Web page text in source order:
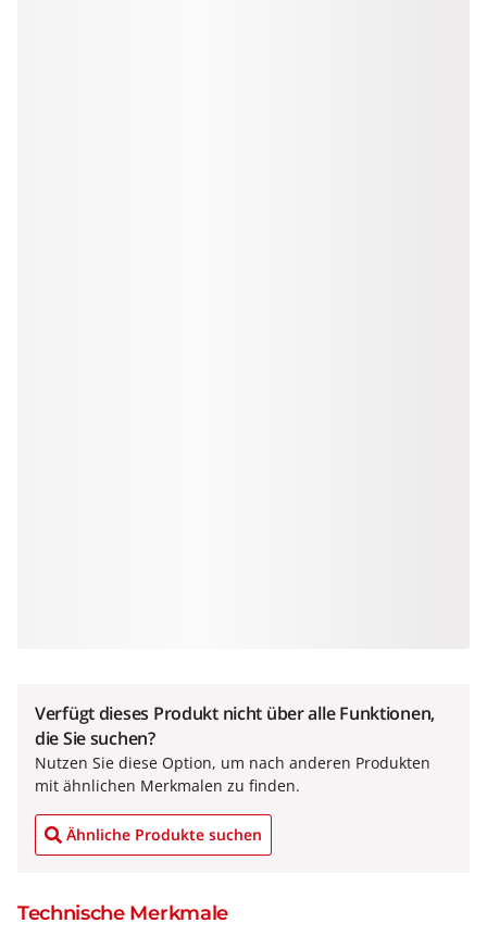
Verfügt dieses Produkt nicht über alle Funktionen,
die Sie suchen?
Nutzen Sie diese Option, um nach anderen Produkten
mit ähnlichen Merkmalen zu finden.
Ähnliche Produkte suchen
Technische Merkmale